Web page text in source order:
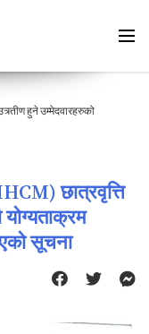
हुने उम्मेदवारहरुको
छात्रवृत्ति
योग्यताक्रम
सूचना